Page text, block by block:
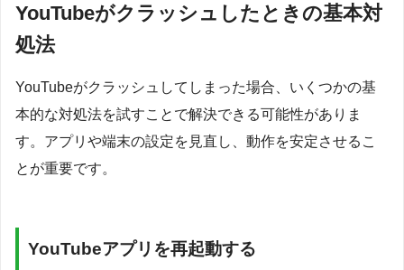
YouTubeがクラッシュしたときの基本対
処法
YouTubeがクラッシュしてしまった場合、いくつかの基
本的な対処法を試すことで解決できる可能性がありま
す。アプリや端末の設定を見直し、動作を安定させるこ
とが重要です。
YouTubeアプリを再起動する